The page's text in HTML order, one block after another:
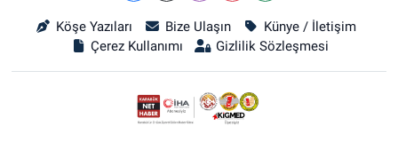
Köşe Yazıları Bize Ulaşın
Künye / İletişim
Çerez Kullanımı
Gizlilik Sözleşmesi